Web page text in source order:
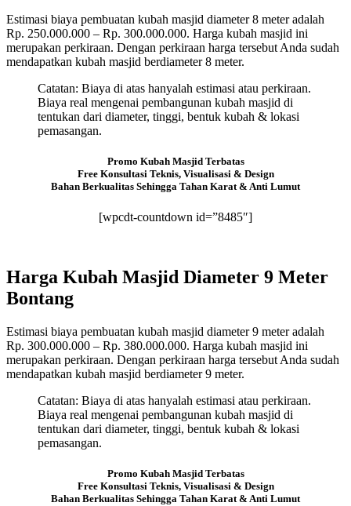
Estimasi biaya pembuatan kubah masjid diameter 8 meter adalah
Rp. 250.000.000 – Rp. 300.000.000. Harga kubah masjid ini
merupakan perkiraan. Dengan perkiraan harga tersebut Anda sudah
mendapatkan kubah masjid berdiameter 8 meter.
Catatan: Biaya di atas hanyalah estimasi atau perkiraan.
Biaya real mengenai pembangunan kubah masjid di
tentukan dari diameter, tinggi, bentuk kubah & lokasi
pemasangan.
Promo Kubah Masjid Terbatas
Free Konsultasi Teknis, Visualisasi & Design
Bahan Berkualitas Sehingga Tahan Karat & Anti Lumut
[wpcdt-countdown id=”8485″]
Harga Kubah Masjid Diameter 9 Meter
Bontang
Estimasi biaya pembuatan kubah masjid diameter 9 meter adalah
Rp. 300.000.000 – Rp. 380.000.000. Harga kubah masjid ini
merupakan perkiraan. Dengan perkiraan harga tersebut Anda sudah
mendapatkan kubah masjid berdiameter 9 meter.
Catatan: Biaya di atas hanyalah estimasi atau perkiraan.
Biaya real mengenai pembangunan kubah masjid di
tentukan dari diameter, tinggi, bentuk kubah & lokasi
pemasangan.
Promo Kubah Masjid Terbatas
Free Konsultasi Teknis, Visualisasi & Design
Bahan Berkualitas Sehingga Tahan Karat & Anti Lumut